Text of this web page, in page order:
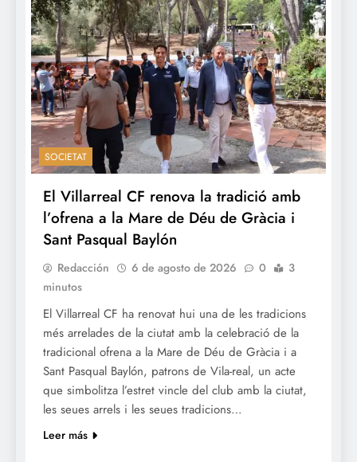
SOCIETAT
El Villarreal CF renova la tradició amb
l’ofrena a la Mare de Déu de Gràcia i
Sant Pasqual Baylón
Redacción 6 de agosto de 2026 0
3
minutos
El Villarreal CF ha renovat hui una de les tradicions
més arrelades de la ciutat amb la celebració de la
tradicional ofrena a la Mare de Déu de Gràcia i a
Sant Pasqual Baylón, patrons de Vila-real, un acte
que simbolitza l’estret vincle del club amb la ciutat,
les seues arrels i les seues tradicions…
Leer más